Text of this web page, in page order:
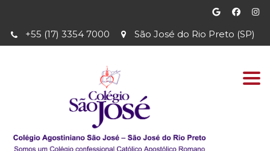
São José do Rio Preto (SP)
+55 (17) 3354 7000